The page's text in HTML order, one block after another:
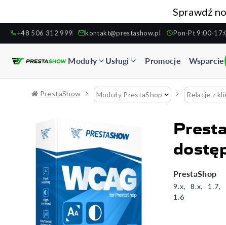
Sprawdź
+48 506 312 999 kontakt@prestashow.pl Pon-Pt 9:00-
Moduły Usługi Promocje Wsparcie
PrestaShow Moduły PrestaShop Relacje z
PrestaShop
9.x 8.x
1.7
1.6